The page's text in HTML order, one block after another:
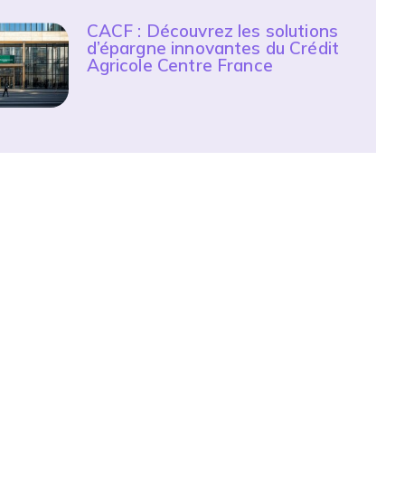
CACF : Découvrez les solutions
d’épargne innovantes du Crédit
Agricole Centre France